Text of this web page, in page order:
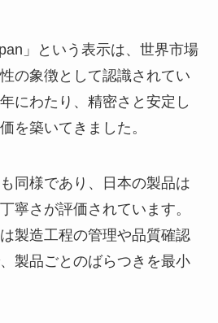
」という表示は、世界市場
の象徴として認識されてい
にわたり、精密さと安定し
を築いてきました。
同様であり、日本の製品は
寧さが評価されています。
製造工程の管理や品質確認
製品ごとのばらつきを最小